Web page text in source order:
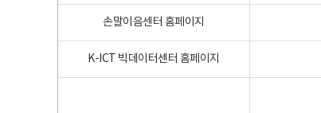
손말이음센터 홈페이지
K-ICT 빅데이터센터 홈페이지